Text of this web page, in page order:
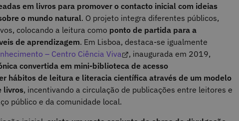
em livros para promover o contacto inicial com ideias
o mundo natural. O projeto integra diferentes públicos,
colocando a leitura como ponto de partida para a
de aprendizagem. Em Lisboa, destaca-se igualmente
– Centro Ciência Viva
, inaugurada em 2019,
convertida em mini-biblioteca de acesso
hábitos de leitura e literacia científica através de um modelo
livros, incentivando a circulação de publicações entre leitores e
público e da comunidade local.